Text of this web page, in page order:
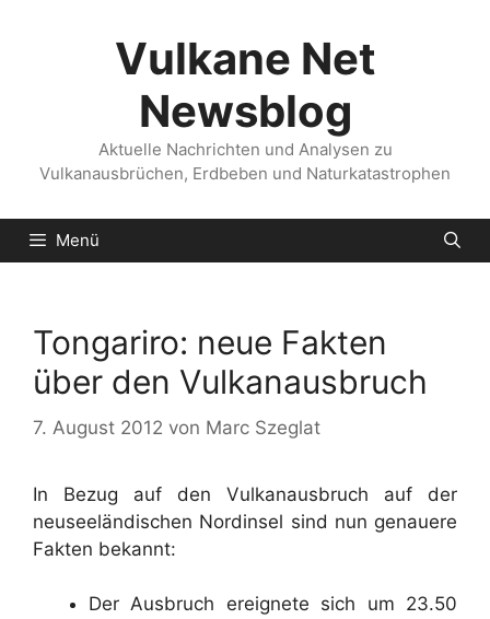
Vulkane Net
Newsblog
Aktuelle Nachrichten und Analysen zu
Vulkanausbrüchen, Erdbeben und Naturkatastrophen
Menü
Tongariro: neue Fakten
über den Vulkanausbruch
7. August 2012 von Marc Szeglat
In Bezug auf den Vulkanausbruch auf der
neuseeländischen Nordinsel sind nun genauere
Fakten bekannt:
Der Ausbruch ereignete sich um 23.50